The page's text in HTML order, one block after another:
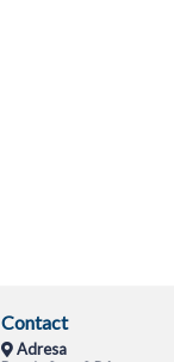
Contact
Adresa